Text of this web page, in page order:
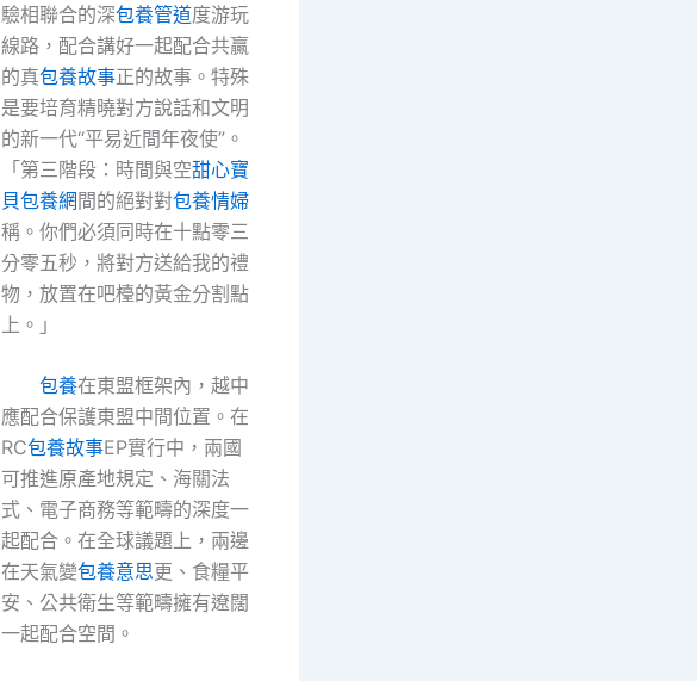
驗相聯合的深包養管道度游玩
線路，配合講好一起配合共贏
的真包養故事正的故事。特殊
是要培育精曉對方說話和文明
的新一代“平易近間年夜使”。
「第三階段：時間與空甜心寶
貝包養網間的絕對對包養情婦
稱。你們必須同時在十點零三
分零五秒，將對方送給我的禮
物，放置在吧檯的黃金分割點
上。」
包養在東盟框架內，越中
應配合保護東盟中間位置。在
RC包養故事EP實行中，兩國
可推進原產地規定、海關法
式、電子商務等範疇的深度一
起配合。在全球議題上，兩邊
在天氣變包養意思更、食糧平
安、公共衛生等範疇擁有遼闊
一起配合空間。